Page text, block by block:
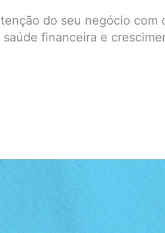
do seu negócio com
financeira e